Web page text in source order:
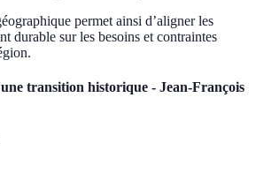
permet ainsi d’aligner les
durable sur les besoins et contraintes
transition historique - Jean-François